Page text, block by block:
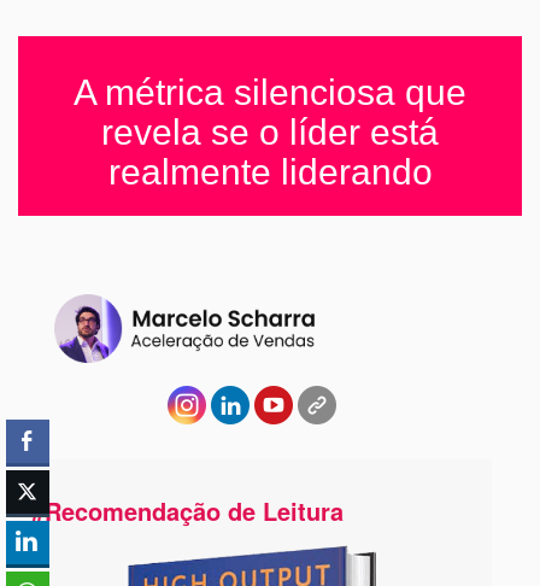
A métrica silenciosa que
revela se o líder está
realmente liderando
#Recomendação de Leitura